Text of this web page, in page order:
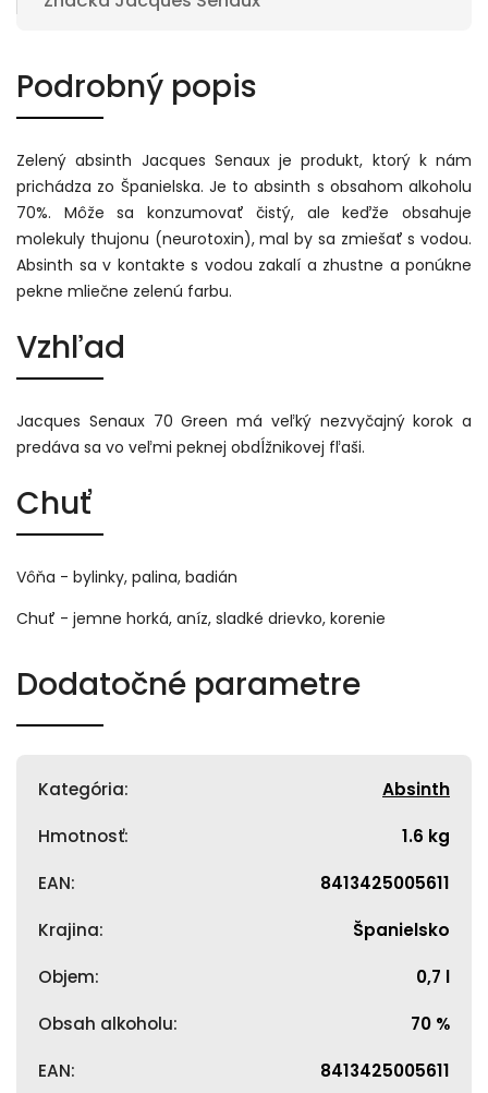
Podrobný popis
Zelený absinth Jacques Senaux je produkt, ktorý k nám
prichádza zo Španielska. Je to absinth s obsahom alkoholu
70%. Môže sa konzumovať čistý, ale keďže obsahuje
molekuly thujonu (neurotoxin), mal by sa zmiešať s vodou.
Absinth sa v kontakte s vodou zakalí a zhustne a ponúkne
pekne mliečne zelenú farbu.
Vzhľad
Jacques Senaux 70 Green má veľký nezvyčajný korok a
predáva sa vo veľmi peknej obdĺžnikovej fľaši.
Chuť
Vôňa - bylinky, palina, badián
Chuť - jemne horká, aníz, sladké drievko, korenie
Dodatočné parametre
Kategória: Absinth
Hmotnosť: 1.6 kg
EAN: 8413425005611
Krajina: Španielsko
Objem: 0,7 l
Obsah alkoholu: 70 %
EAN: 8413425005611